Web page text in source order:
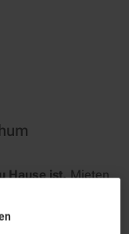
Hause ist.Mieten
und mit